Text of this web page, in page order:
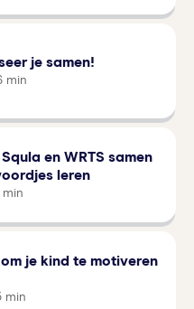
je samen!
min
en WRTS samen
leren
min
je kind te motiveren
min